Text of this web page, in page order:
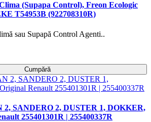
(Supapa Control), Freon Ecologic
T54953B (922708310R)
sau Supapă Control Agenti..
Cumpără
2, SANDERO 2, DUSTER 1, DOKKER,
255401301R | 255400337R